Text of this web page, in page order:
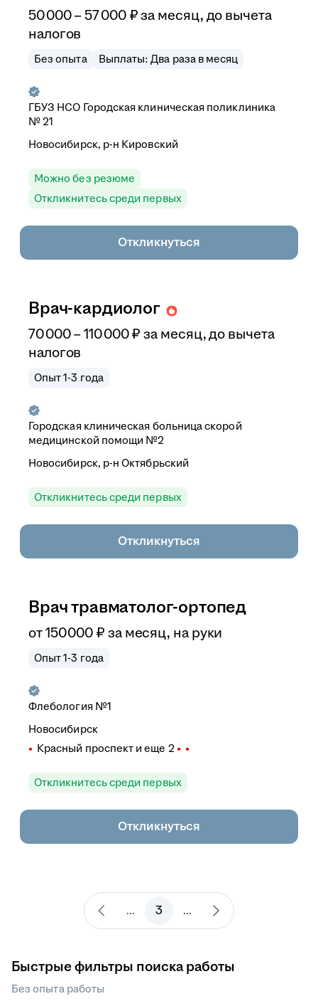
50 000–57 000 ₽ за месяц, до вычета
налогов
Без опыта Выплаты: Два раза в месяц
ГБУЗ НСО Городская клиническая поликлиника
№ 21
Новосибирск, р-н Кировский
Можно без резюме
Откликнитесь среди первых
Откликнуться
Врач-кардиолог
70 000–110 000₽ за месяц,до вычета
налогов
Опыт 1-3 года
Городская клиническая больница скорой
медицинской помощи №2
Новосибирск, р-н Октябрьский
Откликнитесь среди первых
Откликнуться
Врач травматолог-ортопед
от150 000 ₽ за месяц, на руки
Опыт 1-3 года
Флебология №1
Новосибирск
Красный проспект и еще 2
Откликнитесь среди первых
Откликнуться
... 3 ...
Быстрые фильтры поиска работы
Без опыта работы